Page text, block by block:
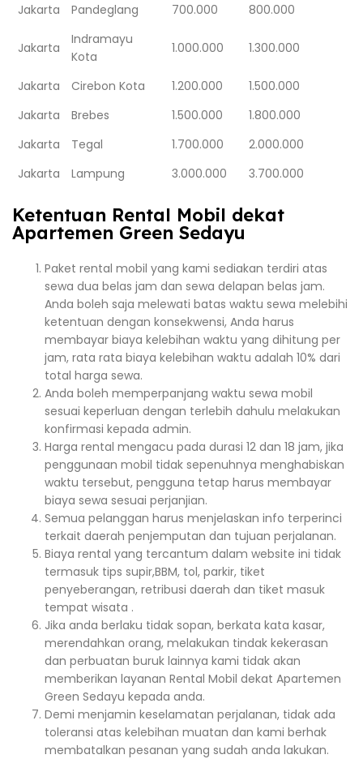
Jakarta
Pandeglang 700.000 800.000
Jakarta
Indramayu
Kota
1.000.000 1.300.000
Jakarta Cirebon Kota 1.200.000
1.500.000
Jakarta
Brebes 1.500.000
1.800.000
Jakarta
Tegal 1.700.000
2.000.000
Jakarta
Lampung 3.000.000 3.700.000
Ketentuan Rental Mobil dekat
Apartemen Green Sedayu
Paket rental mobil yang kami sediakan terdiri atas
sewa dua belas jam dan sewa delapan belas jam.
Anda boleh saja melewati batas waktu sewa melebihi
ketentuan dengan konsekwensi, Anda harus
membayar biaya kelebihan waktu yang dihitung per
jam, rata rata biaya kelebihan waktu adalah 10% dari
total harga sewa.
Anda boleh memperpanjang waktu sewa mobil
sesuai keperluan dengan terlebih dahulu melakukan
konfirmasi kepada admin.
Harga rental mengacu pada durasi 12 dan 18 jam, jika
penggunaan mobil tidak sepenuhnya menghabiskan
waktu tersebut, pengguna tetap harus membayar
biaya sewa sesuai perjanjian.
Semua pelanggan harus menjelaskan info terperinci
terkait daerah penjemputan dan tujuan perjalanan.
Biaya rental yang tercantum dalam website ini tidak
termasuk tips supir,BBM, tol, parkir, tiket
penyeberangan, retribusi daerah dan tiket masuk
tempat wisata .
Jika anda berlaku tidak sopan, berkata kata kasar,
merendahkan orang, melakukan tindak kekerasan
dan perbuatan buruk lainnya kami tidak akan
memberikan layanan Rental Mobil dekat Apartemen
Green Sedayu kepada anda.
Demi menjamin keselamatan perjalanan, tidak ada
toleransi atas kelebihan muatan dan kami berhak
membatalkan pesanan yang sudah anda lakukan.